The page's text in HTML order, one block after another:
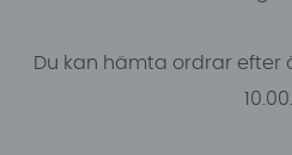
Du kan hämta ordrar efter
10.00.